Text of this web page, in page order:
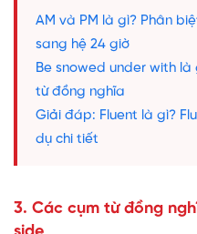
AM và PM là gì? Phân
sang hệ 24 giờ
Be snowed under with
từ đồng nghĩa
Giải đáp: Fluent là gì?
dụ chi tiết
3. Các cụm từ đồng